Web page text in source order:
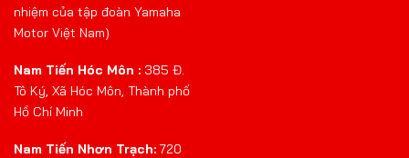
nhiệm của tập đoàn Yamaha
Motor Việt Nam)
Nam Tiến Hóc Môn : 385 Đ.
Tô Ký, Xã Hóc Môn, Thành phố
Hồ Chí Minh
Nam Tiến Nhơn Trạch: 720